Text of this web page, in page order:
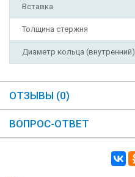
Вставка
Толщина стержня
Диаметр кольца (внутренний)
ОТЗЫВЫ (0)
ВОПРОС-ОТВЕТ